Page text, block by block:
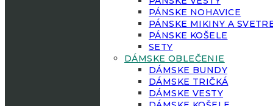
PÁNSKE NOHAVICE
PÁNSKE MIKINY A
PÁNSKE KOŠELE
SETY
DÁMSKE OBLEČENIE
DÁMSKE BUNDY
DÁMSKE TRIČKÁ
DÁMSKE VESTY